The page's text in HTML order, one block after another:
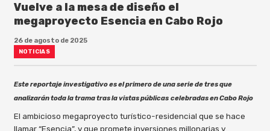
Vuelve a la mesa de diseño el
megaproyecto Esencia en Cabo Rojo
26 de agosto de 2025
NOTICIAS
Este reportaje investigativo es el primero de una serie de tres que
analizarán toda la trama tras la vistas públicas celebradas en Cabo Rojo
El ambicioso megaproyecto turístico-residencial que se hace
llamar “Esencia”, y que promete inversiones millonarias y